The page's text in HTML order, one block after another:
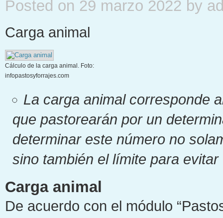
Posted on 29 marzo 2022 by
Carga animal
Cálculo de la carga animal. Foto:
infopastosyforrajes.com
La carga animal corresponde
que pastorearán por un
determinar este número no
sino también el límite para
Carga animal
De acuerdo con el módulo